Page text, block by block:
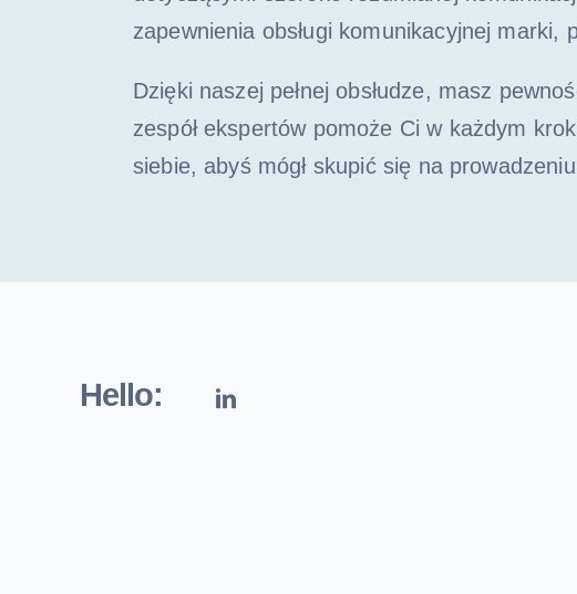
zapewnienia obsługi komunikacyjnej marki,
Dzięki naszej pełnej obsłudze, masz
zespół ekspertów pomoże Ci w każdym
siebie, abyś mógł skupić się na
Hello: